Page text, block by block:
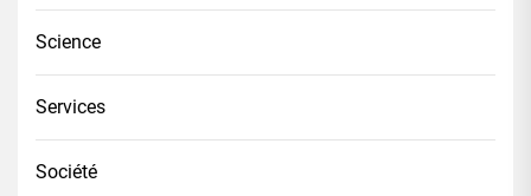
Science
Services
Société